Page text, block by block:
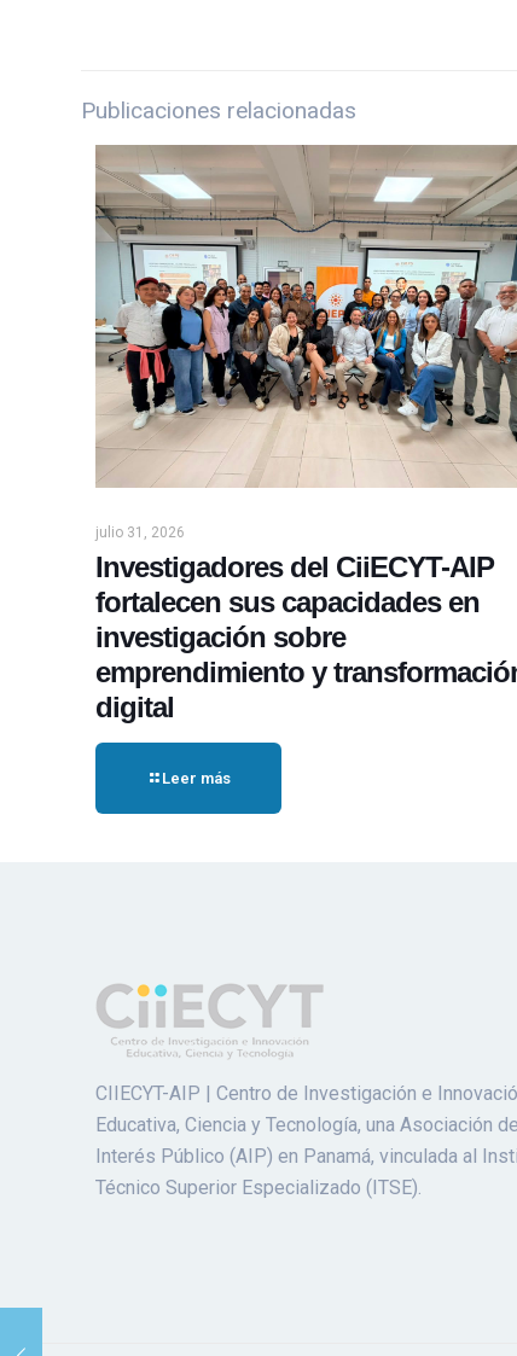
Publicaciones relacionadas
julio 31, 2026
Investigadores del CiiECYT-AIP
fortalecen sus capacidades en
investigación sobre
emprendimiento y
digital
Leer más
CIIECYT-AIP | Centro de Investigación e
Educativa, Ciencia y Tecnología, una Asociación de
Interés Público (AIP) en Panamá, vinculada al
Técnico Superior Especializado (ITSE).